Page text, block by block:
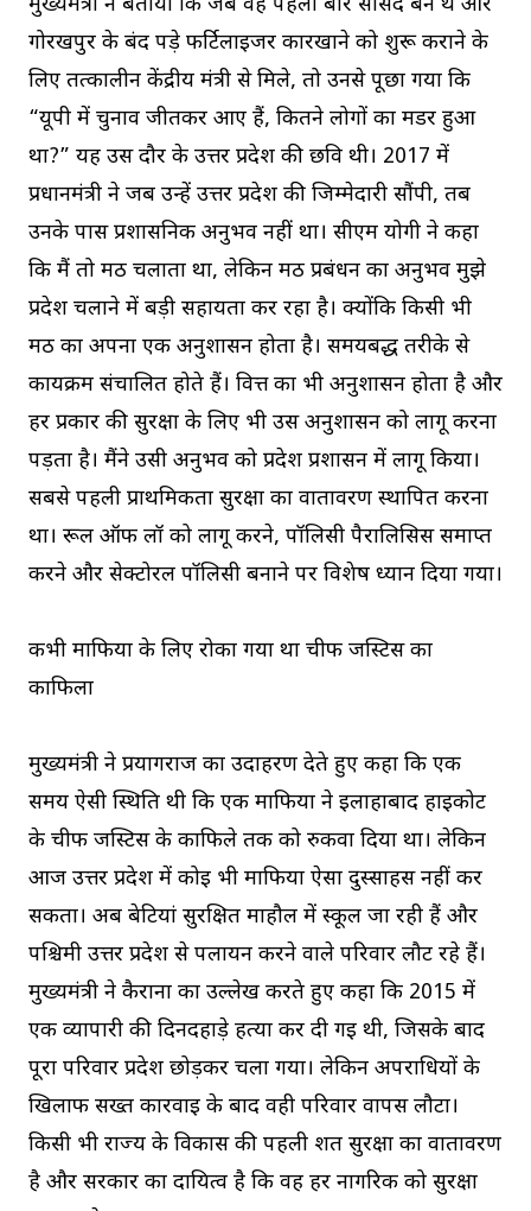
गोरखपुर के बंद पड़े फर्टिलाइजर कारखाने को शुरू कराने के
लिए तत्कालीन केंद्रीय मंत्री से मिले, तो उनसे पूछा गया कि
“यूपी में चुनाव जीतकर आए हैं, कितने लोगों का मर्डर हुआ
था?” यह उस दौर के उत्तर प्रदेश की छवि थी। 2017 में
प्रधानमंत्री ने जब उन्हें उत्तर प्रदेश की जिम्मेदारी सौंपी, तब
उनके पास प्रशासनिक अनुभव नहीं था। सीएम योगी ने कहा
कि मैं तो मठ चलाता था, लेकिन मठ प्रबंधन का अनुभव मुझे
प्रदेश चलाने में बड़ी सहायता कर रहा है। क्योंकि किसी भी
मठ का अपना एक अनुशासन होता है। समयबद्ध तरीके से
कार्यक्रम संचालित होते हैं। वित्त का भी अनुशासन होता है और
हर प्रकार की सुरक्षा के लिए भी उस अनुशासन को लागू करना
पड़ता है। मैंने उसी अनुभव को प्रदेश प्रशासन में लागू किया।
सबसे पहली प्राथमिकता सुरक्षा का वातावरण स्थापित करना
था। रूल ऑफ लॉ को लागू करने, पॉलिसी पैरालिसिस समाप्त
करने और सेक्टोरल पॉलिसी बनाने पर विशेष ध्यान दिया गया।
कभी माफिया के लिए रोका गया था चीफ जस्टिस का
काफिला
मुख्यमंत्री ने प्रयागराज का उदाहरण देते हुए कहा कि एक
समय ऐसी स्थिति थी कि एक माफिया ने इलाहाबाद हाईकोर्ट
के चीफ जस्टिस के काफिले तक को रुकवा दिया था। लेकिन
आज उत्तर प्रदेश में कोई भी माफिया ऐसा दुस्साहस नहीं कर
सकता। अब बेटियां सुरक्षित माहौल में स्कूल जा रही हैं और
पश्चिमी उत्तर प्रदेश से पलायन करने वाले परिवार लौट रहे हैं।
मुख्यमंत्री ने कैराना का उल्लेख करते हुए कहा कि 2015 में
एक व्यापारी की दिनदहाड़े हत्या कर दी गई थी, जिसके बाद
पूरा परिवार प्रदेश छोड़कर चला गया। लेकिन अपराधियों के
खिलाफ सख्त कार्रवाई के बाद वही परिवार वापस लौटा।
किसी भी राज्य के विकास की पहली शर्त सुरक्षा का वातावरण
है और सरकार का दायित्व है कि वह हर नागरिक को सुरक्षा